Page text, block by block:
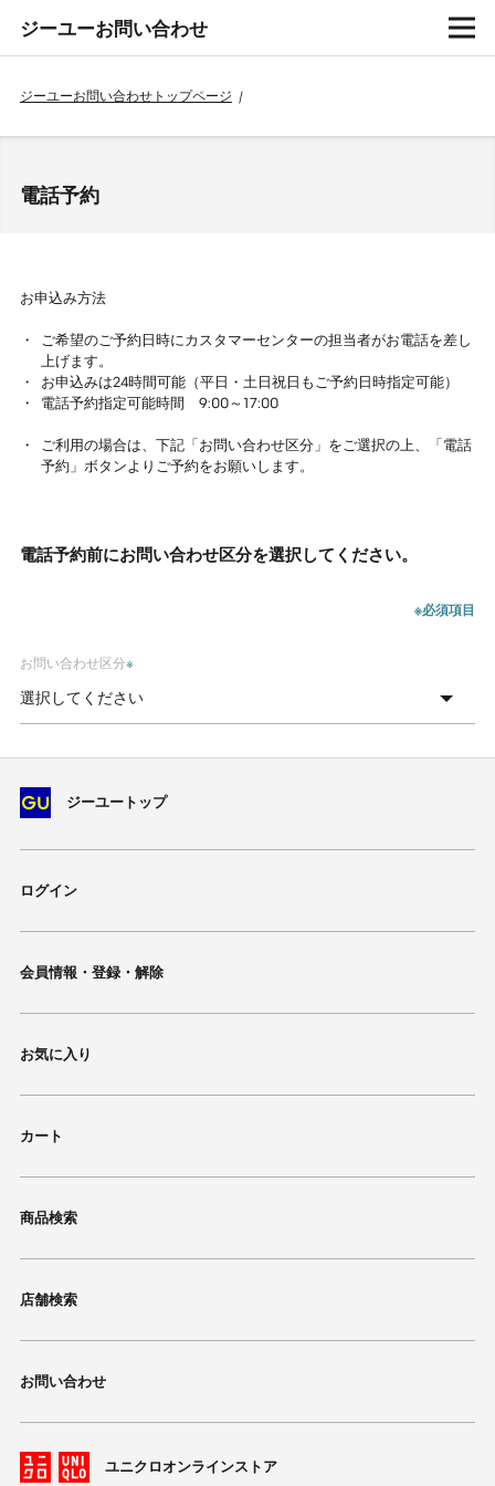
ジーユーお問い合わせ
ジーユーお問い合わせトップページ /
電話予約
お申込み方法
ご希望のご予約日時にカスタマーセンターの担当者がお電話を差し
上げます。
お申込みは24時間可能（平日・土日祝日もご予約日時指定可能）
電話予約指定可能時間 9:00～17:00
ご利用の場合は、下記「お問い合わせ区分」をご選択の上、「電話
予約」ボタンよりご予約をお願いします。
電話予約前にお問い合わせ区分を選択してください。
※必須項目
お問い合わせ区分※
ジーユートップ
ログイン
会員情報・登録・解除
お気に入り
カート
商品検索
店舗検索
お問い合わせ
ユニクロオンラインストア